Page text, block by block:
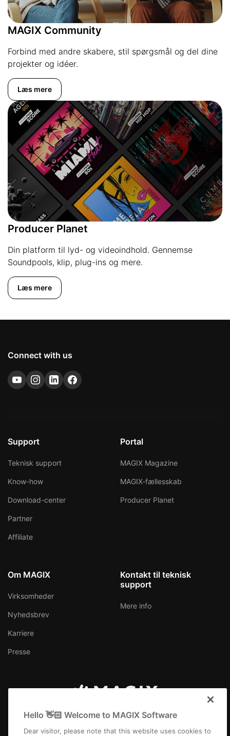
MAGIX Community
Forbind med andre skabere, stil spørgsmål og del dine
projekter og idéer.
Læs mere
Producer Planet
Din platform til lyd- og videoindhold. Gennemse
Soundpools, klip, plug-ins og mere.
Læs mere
Connect with us
Support
Teknisk support
Know-how
Download-center
Partner
Affiliate
Portal
MAGIX Magazine
MAGIX-fællesskab
Producer Planet
Om MAGIX
Virksomheder
Nyhedsbrev
Karriere
Presse
Kontakt til teknisk
support
Mere info
Danmark
Hello 👋🏻 Welcome to MAGIX Software
Dear visitor, please note that this website uses cookies to